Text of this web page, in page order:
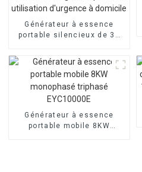
Générateur à essence
portable silencieux de 30
pour une utilisation
d'urgence à domicile
Générateur à essence
portable mobile 8KW